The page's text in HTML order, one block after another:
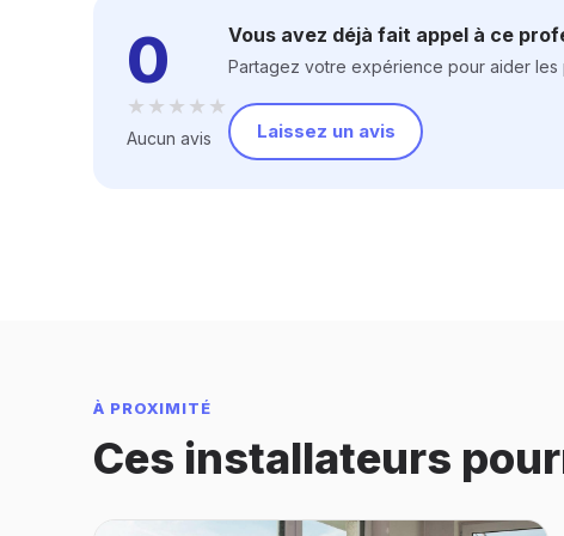
0
★★★★★
★★★★★
Aucun avis
Vous avez déjà fait appel à ce
Partagez votre expérience pour aider les
Laissez un avis
À PROXIMITÉ
Ces installateurs